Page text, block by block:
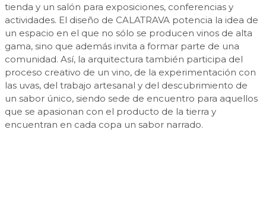
tienda y un salón para exposiciones, conferencias y
actividades. El diseño de CALATRAVA potencia la idea de
un espacio en el que no sólo se producen vinos de alta
gama, sino que además invita a formar parte de una
comunidad. Así, la arquitectura también participa del
proceso creativo de un vino, de la experimentación con
las uvas, del trabajo artesanal y del descubrimiento de
un sabor único, siendo sede de encuentro para aquellos
que se apasionan con el producto de la tierra y
encuentran en cada copa un sabor narrado.